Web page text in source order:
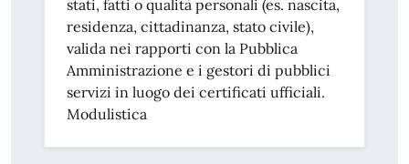
stati, fatti o qualità personali (es. nascita,
residenza, cittadinanza, stato civile),
valida nei rapporti con la Pubblica
Amministrazione e i gestori di pubblici
servizi in luogo dei certificati ufficiali.
Modulistica